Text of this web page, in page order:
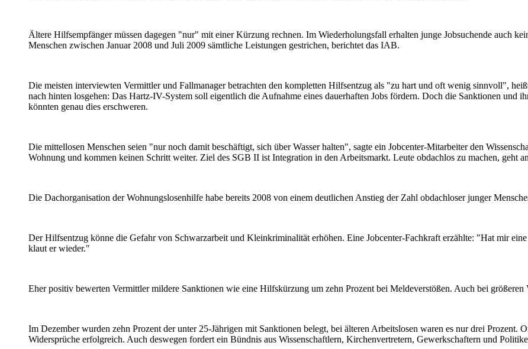
Ältere Hilfsempfänger müssen dagegen "nur" mit einer Kürzung rechnen. Im Wiederholungsfall erhalten junge Jobsuchende auch
Menschen zwischen Januar 2008 und Juli 2009 sämtliche Leistungen gestrichen, berichtet das IAB.
Die meisten interviewten Vermittler und Fallmanager betrachten den kompletten Hilfsentzug als "zu hart und oft wenig sinnvoll",
nach hinten losgehen: Das Hartz-IV-System soll eigentlich die Aufnahme eines dauerhaften Jobs fördern. Doch die Sanktionen und
könnten genau dies erschweren.
Die mittellosen Menschen seien "nur noch damit beschäftigt, sich über Wasser halten", sagte ein Jobcenter-Mitarbeiter den
Wohnung und kommen keinen Schritt weiter. Ziel des SGB II ist Integration in den Arbeitsmarkt. Leute obdachlos zu machen, geht
Die Dachorganisation der Wohnungslosenhilfe habe bereits 2008 von einem deutlichen Anstieg der Zahl obdachloser junger
Der Hilfsentzug könne die Gefahr von Schwarzarbeit und Kleinkriminalität erhöhen. Eine Jobcenter-Fachkraft erzählte: "Hat mir
klaut er wieder."
Eher positiv bewerten Vermittler mildere Sanktionen wie eine Hilfskürzung um zehn Prozent bei Meldeverstößen. Auch bei größeren
Im Dezember wurden zehn Prozent der unter 25-Jährigen mit Sanktionen belegt, bei älteren Arbeitslosen waren es nur drei Prozent.
Widersprüche erfolgreich. Auch deswegen fordert ein Bündnis aus Wissenschaftlern, Kirchenvertretern, Gewerkschaftern und